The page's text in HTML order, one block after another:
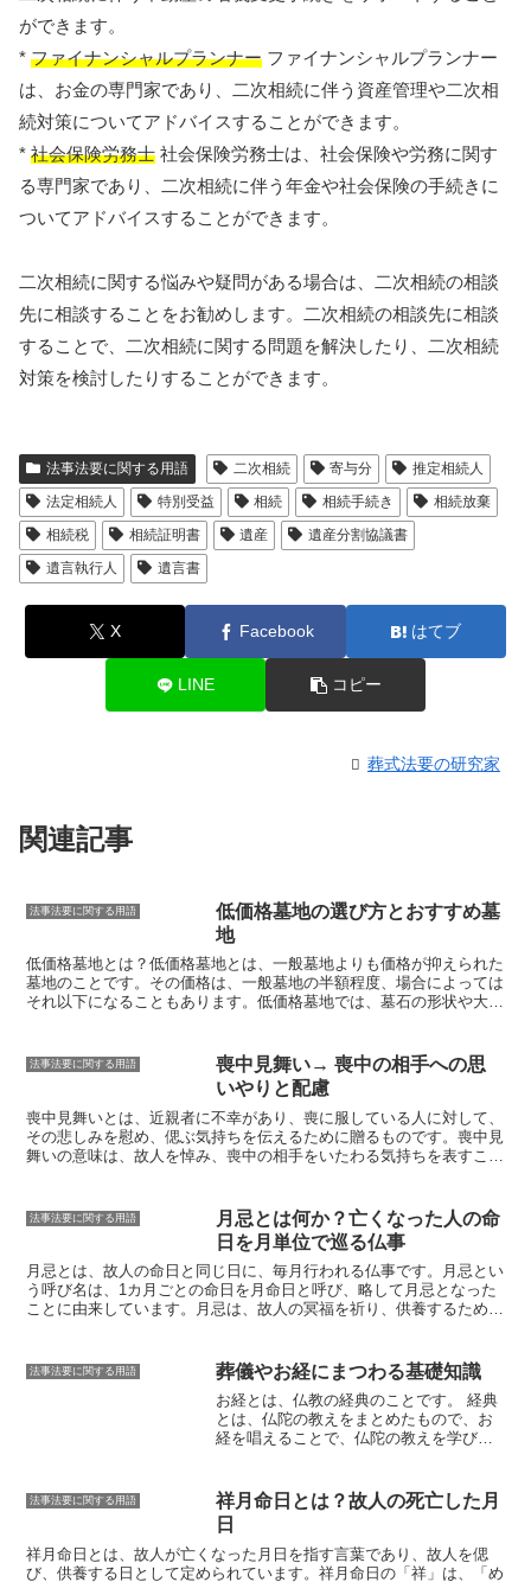
ができます。
* ファイナンシャルプランナー ファイナンシャルプランナー
は、お金の専門家であり、二次相続に伴う資産管理や二次相
続対策についてアドバイスすることができます。
* 社会保険労務士 社会保険労務士は、社会保険や労務に関す
る専門家であり、二次相続に伴う年金や社会保険の手続きに
ついてアドバイスすることができます。
二次相続に関する悩みや疑問がある場合は、二次相続の相談
先に相談することをお勧めします。二次相続の相談先に相談
することで、二次相続に関する問題を解決したり、二次相続
対策を検討したりすることができます。
法事法要に関する用語 二次相続 寄与分
推定相続人
法定相続人
特別受益 相続 相続手続き
相続放棄
相続税
相続証明書 遺産
遺産分割協議書
遺言執行人
遺言書
X Facebook はてブ
LINE コピー
葬式法要の研究家
関連記事
法事法要に関する用語
低価格墓地の選び方とおすすめ墓
地
低価格墓地とは？低価格墓地とは、一般墓地よりも価格が抑えられた
墓地のことです。その価格は、一般墓地の半額程度、場合によっては
それ以下になることもあります。低価格墓地では、墓石の形状や大き
般墓地よりも管理が簡素化されており、その分、維持管理費も安くな
っています。また、低価格墓地には、永代供養付きのプランもあるこ
とが多く、将来の供養の不安を軽減することができます。低価格墓地
は、近年、需要が高まっており、全国各地に設置されています。しか
し、低価格墓地の中には、立地条件が悪かったり、霊園の管理が行き
届いていないなど、問題点もあるため、墓地選びの際には、注意が必
法事法要に関する用語
喪中見舞い→ 喪中の相手への思
いやりと配慮
喪中見舞いとは、近親者に不幸があり、喪に服している人に対して、
その悲しみを慰め、偲ぶ気持ちを伝えるために贈るものです。喪中見
舞いの意味は、故人を悼み、喪中の相手をいたわる気持ちを表すこと
会生活に戻りやすいように、そのサポートをする意味合いもありま
す。
法事法要に関する用語
月忌とは何か？亡くなった人の命
日を月単位で巡る仏事
月忌とは、故人の命日と同じ日に、毎月行われる仏事です。月忌とい
う呼び名は、1カ月ごとの命日を月命日と呼び、略して月忌となった
ことに由来しています。月忌は、故人の冥福を祈り、供養するために
人は死後、あの世で裁きを受け、その結果によって輪廻転生すると考
えられています。月忌は、故人があの世で幸せに暮らすことができる
ように、その冥福を祈るために営まれます。月忌は、故人の命日と同
じ日に毎月行われますが、地域や宗派によって、月忌の時期や内容は
法事法要に関する用語 葬儀やお経にまつわる基礎知識
お経とは、仏教の経典のことです。
経典
とは、仏陀の教えをまとめたもので、お
経を唱えることで、仏陀の教えを学び、
さまざまな種類があり、それぞれに込め
られた意味や目的が異なります。お経を
唱えることは、単に言葉を発するだけで
なく、仏陀の教えを理解し、自分の心と
向き合うための重要な行為です。お経を
法事法要に関する用語
祥月命日とは？故人の死亡した月
日
祥月命日とは、故人が亡くなった月日を指す言葉であり、故人を偲
び、供養する日として定められています。祥月命日の「祥」は、「め